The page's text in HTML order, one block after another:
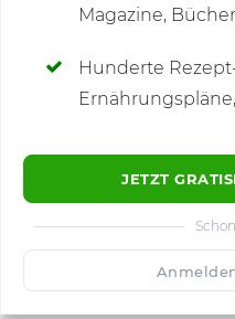
Magazine,
Hunderte
JETZT
Kommentare
🙂